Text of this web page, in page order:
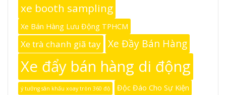
xe booth sampling
Xe Bán Hàng Lưu Động TPHCM
Xe trà chanh giã tay Xe Đầy Bán Hàng
Xe đẩy bán hàng di động
ý tưởng sân khấu xoay tròn 360 độ Độc Đáo Cho Sự Kiện